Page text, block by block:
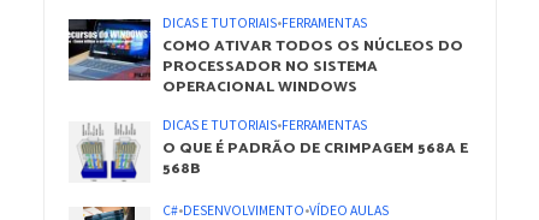
DICAS E TUTORIAIS•FERRAMENTAS
COMO ATIVAR TODOS OS NÚCLEOS DO
PROCESSADOR NO SISTEMA
OPERACIONAL WINDOWS
DICAS E TUTORIAIS•FERRAMENTAS
O QUE É PADRÃO DE CRIMPAGEM 568A E
568B
C#•DESENVOLVIMENTO•VÍDEO AULAS